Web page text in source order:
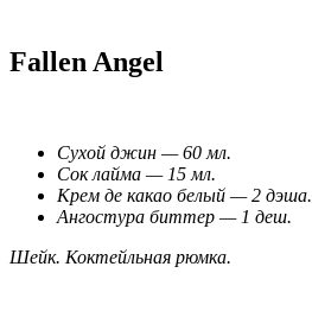
Fallen Angel
Cухой джин — 60 мл.
Сок лайма — 15 мл.
Крем де какао белый — 2 дэша.
Ангостура биттер — 1 деш.
Шейк. Коктейльная рюмка.